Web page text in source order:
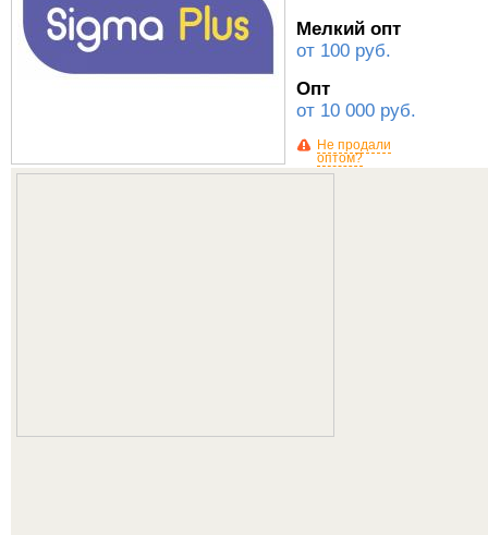
Мелкий опт
от 100 руб.
Опт
от 10 000 руб.
Не продали
оптом?